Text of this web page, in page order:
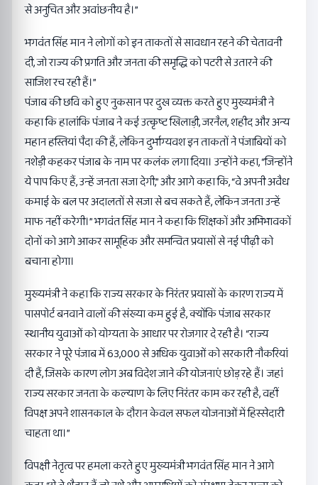
से अनुचित और अवांछनीय है।”
भगवंत सिंह मान ने लोगों को इन ताकतों से सावधान रहने की चेतावनी
दी, जो राज्य की प्रगति और जनता की समृद्धि को पटरी से उतारने की
साजिश रच रही हैं।”
पंजाब की छवि को हुए नुकसान पर दुख व्यक्त करते हुए मुख्यमंत्री ने
कहा कि हालांकि पंजाब ने कई उत्कृष्ट खिलाड़ी, जरनैल, शहीद और अन्य
महान हस्तियां पैदा की हैं, लेकिन दुर्भाग्यवश इन ताकतों ने पंजाबियों को
नशेड़ी कहकर पंजाब के नाम पर कलंक लगा दिया। उन्होंने कहा, “जिन्होंने
ये पाप किए हैं, उन्हें जनता सजा देगी,” और आगे कहा कि, “वे अपनी अवैध
कमाई के बल पर अदालतों से सजा से बच सकते हैं, लेकिन जनता उन्हें
माफ नहीं करेगी।” भगवंत सिंह मान ने कहा कि शिक्षकों और अभिभावकों
दोनों को आगे आकर सामूहिक और समन्वित प्रयासों से नई पीढ़ी को
बचाना होगा।
मुख्यमंत्री ने कहा कि राज्य सरकार के निरंतर प्रयासों के कारण राज्य में
पासपोर्ट बनवाने वालों की संख्या कम हुई है, क्योंकि पंजाब सरकार
स्थानीय युवाओं को योग्यता के आधार पर रोजगार दे रही है। “राज्य
सरकार ने पूरे पंजाब में 63,000 से अधिक युवाओं को सरकारी नौकरियां
दी हैं, जिसके कारण लोग अब विदेश जाने की योजनाएं छोड़ रहे हैं। जहां
राज्य सरकार जनता के कल्याण के लिए निरंतर काम कर रही है, वहीं
विपक्ष अपने शासनकाल के दौरान केवल सफल योजनाओं में हिस्सेदारी
चाहता था।”
विपक्षी नेतृत्व पर हमला करते हुए मुख्यमंत्री भगवंत सिंह मान ने आगे